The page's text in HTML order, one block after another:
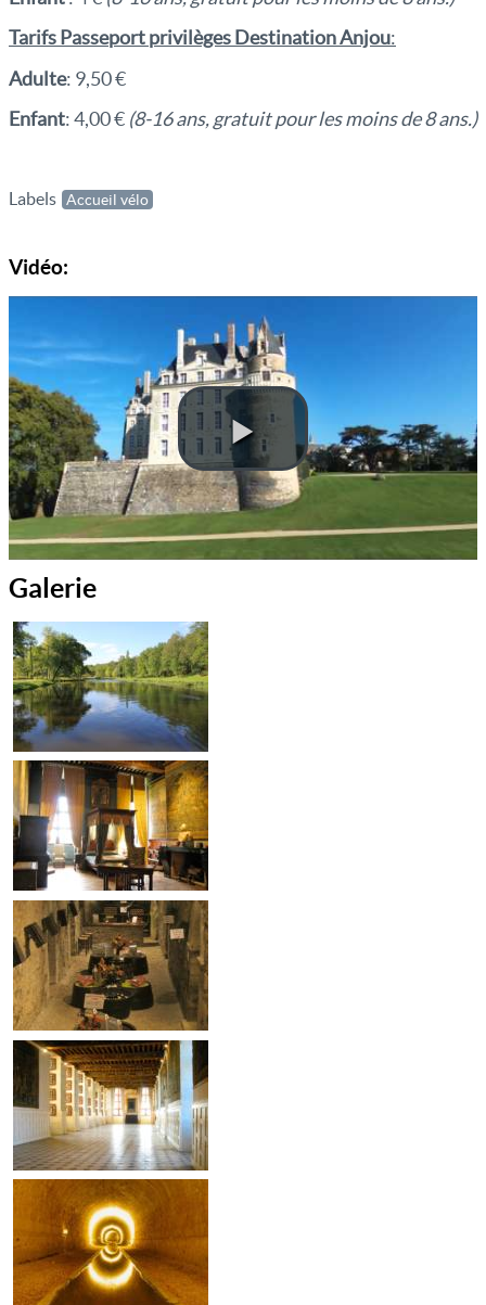
Tarifs Passeport privilèges Destination Anjou:
Adulte: 9,50 €
Enfant: 4,00 € (8-16 ans, gratuit pour les moins de 8 ans.)
Labels Accueil vélo
Vidéo:
Galerie